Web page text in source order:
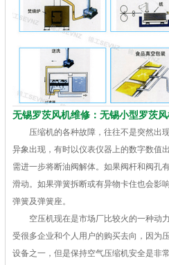
无锡罗茨风机维修：无锡小型罗茨
压缩机的各种故障，往往不是突然出
异象出现，有时以仪表仪器上的数字数值
需进一步将断油阀解体。如果阀杆和阀孔
滑动。如果弹簧拆断或有异物卡住也会影
弹簧及弹簧座。
空压机现在是市场厂比较火的一种动力
受很多企业和个人用户的购买去向，因为
设备之一，但是保持空气压缩机安全是非